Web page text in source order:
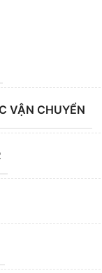
VẬN CHUYỂN